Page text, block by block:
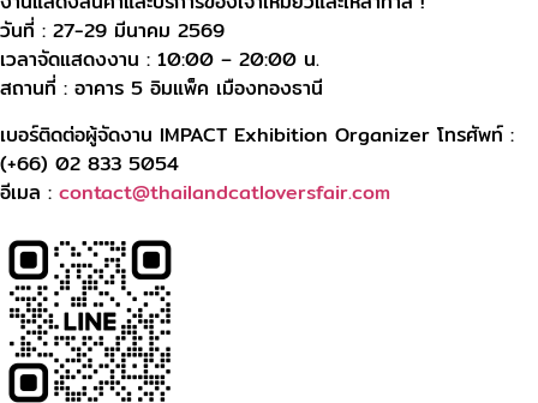
วันที่ : 27-29 มีนาคม 2569
เวลาจัดแสดงงาน : 10:00 – 20:00 น.
สถานที่ : อาคาร 5 อิมแพ็ค เมืองทองธานี
เบอร์ติดต่อผู้จัดงาน IMPACT Exhibition Organizer โทรศัพท์ :
(+66) 02 833 5054
อีเมล : contact@thailandcatloversfair.com